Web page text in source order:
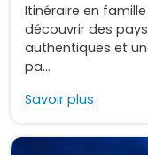
Itinéraire en
découvrir des
authentiques et
pa...
Savoir plus